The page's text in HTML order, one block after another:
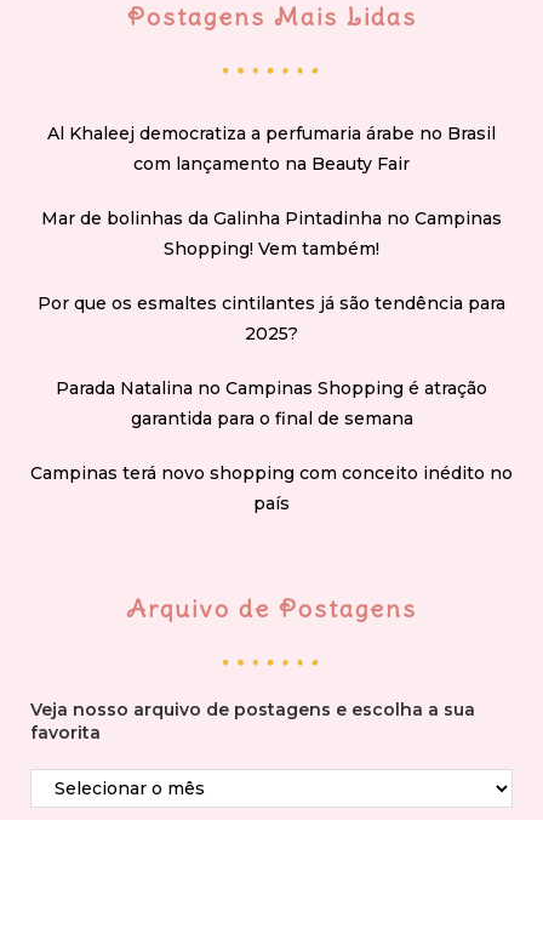
Postagens Mais Lidas
Al Khaleej democratiza a perfumaria árabe no Brasil
com lançamento na Beauty Fair
Mar de bolinhas da Galinha Pintadinha no Campinas
Shopping! Vem também!
Por que os esmaltes cintilantes já são tendência para
2025?
Parada Natalina no Campinas Shopping é atração
garantida para o final de semana
Campinas terá novo shopping com conceito inédito no
país
Arquivo de Postagens
Veja nosso arquivo de postagens e escolha a sua
favorita